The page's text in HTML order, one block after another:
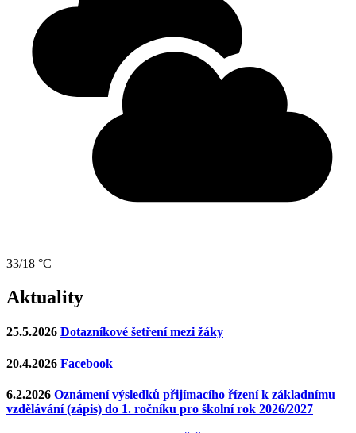
33/18 °C
Aktuality
25.5.2026 Dotazníkové šetření mezi žáky
20.4.2026 Facebook
6.2.2026 Oznámení výsledků přijímacího řízení k základnímu
vzdělávání (zápis) do 1. ročníku pro školní rok 2026/2027